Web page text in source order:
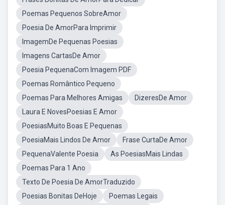
Poemas Pequenos SobreAmor
Poesia De AmorPara Imprimir
ImagemDe Pequenas Poesias
Imagens CartasDe Amor
Poesia PequenaCom Imagem PDF
Poemas Romântico Pequeno
Poemas Para Melhores Amigas
DizeresDe Amor
Laura E NovesPoesias E Amor
PoesiasMuito Boas E Pequenas
PoesiaMais Lindos De Amor
Frase CurtaDe Amor
PequenaValente Poesia
As PoesiasMais Lindas
Poemas Para 1 Ano
Texto De Poesia De AmorTraduzido
Poesias Bonitas DeHoje
Poemas Legais